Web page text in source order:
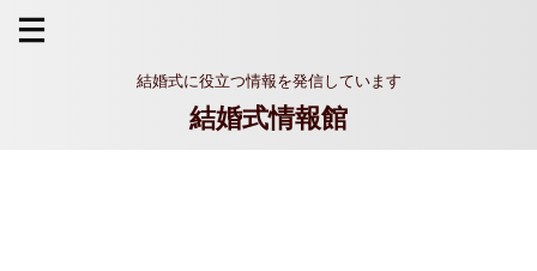
結婚式に役立つ情報を発信しています
結婚式情報館